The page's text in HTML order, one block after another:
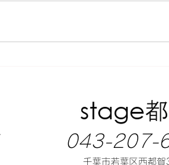
043-207-
千葉市若葉区西都